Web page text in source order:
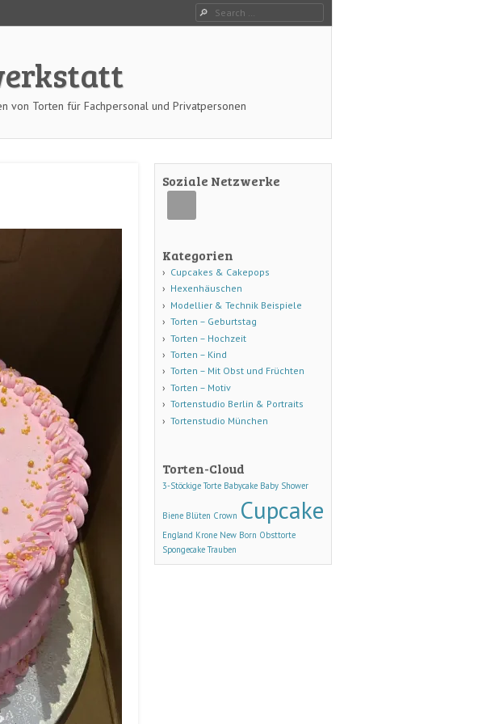
Search
von Torten für Fachpersonal und Privatpersonen
Soziale Netzwerke
Kategorien
Cupcakes & Cakepops
Hexenhäuschen
Modellier & Technik Beispiele
Torten – Geburtstag
Torten – Hochzeit
Torten – Kind
Torten – Mit Obst und Früchten
Torten – Motiv
Tortenstudio Berlin & Portraits
Tortenstudio München
Torten-Cloud
3-Stöckige Torte Babycake Baby Shower
Biene Blüten Crown Cupcake
England Krone New Born Obsttorte
Spongecake Trauben